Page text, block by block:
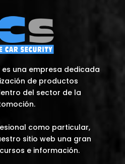
es una empresa dedicada
de productos
del sector de la
como particular,
sitio web una gran
e información.